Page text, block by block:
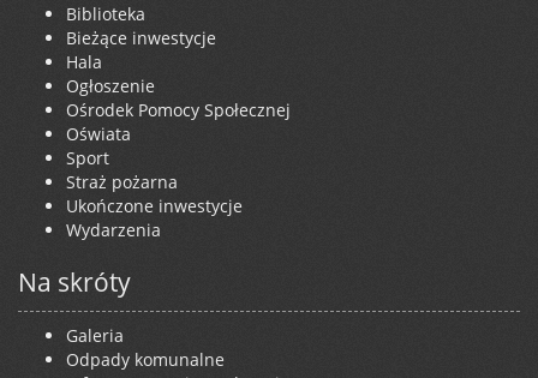
Biblioteka
Bieżące inwestycje
Hala
Ogłoszenie
Ośrodek Pomocy Społecznej
Oświata
Sport
Straż pożarna
Ukończone inwestycje
Wydarzenia
Na skróty
Galeria
Odpady komunalne